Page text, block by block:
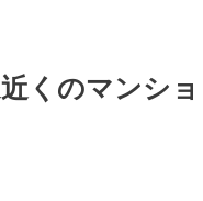
くのマンショ